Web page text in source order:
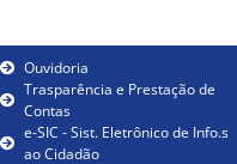
Ouvidoria
Trasparência e Prestação de
Contas
e-SIC - Sist. Eletrônico de Info.s
ao Cidadão